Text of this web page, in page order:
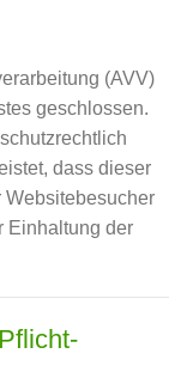
(AVV)
geschlossen.
dass dieser
Einhaltung der